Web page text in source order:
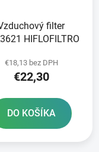
filter
HIFLOFILTRO
€18,13 bez DPH
€22,30
DO KOŠÍKA